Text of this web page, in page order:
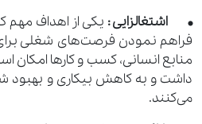
• اشتغالزایی : یکی از اهداف مهم
فراهم نمودن فرصت‌های شغلی برای
منابع انسانی، کسب و کارها امکان
داشت و به کاهش بیکاری و بهبود
می‌کنند.